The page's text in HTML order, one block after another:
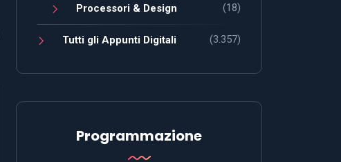
Processori & Design (18)
Tutti gli Appunti Digitali (3.357)
Programmazione